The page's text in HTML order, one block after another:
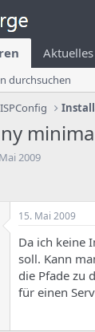
Aktuelles
durchsuchen
ISPConfig
2009
15. Mai 2009
Da ich keine
soll. Kann
die Pfade zu
für einen